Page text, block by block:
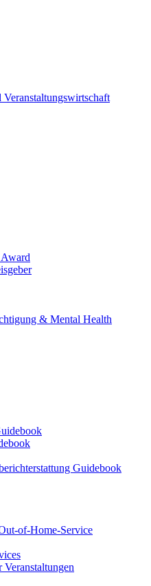
& Mental Health
Guidebook
of-Home-Service